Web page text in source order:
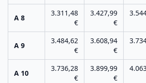
A 8
3.311,48
€
3.427,99
€
A 9
3.484,62
€
3.608,94
€
A 10
3.736,28
€
3.899,99
€